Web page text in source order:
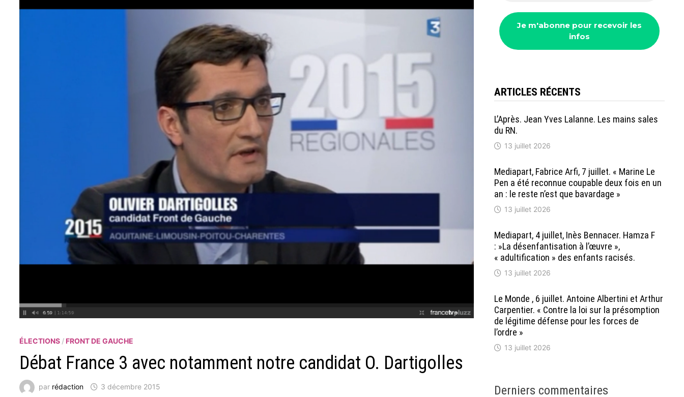
ÉLECTIONS / FRONT DE GAUCHE
Débat France 3 avec notamment notre candidat O. Dartigolles
par rédaction 3 décembre 2015
ARTICLES RÉCENTS
L’Après. Jean Yves Lalanne. Les mains sales
du RN.
13 juillet 2026
Mediapart, Fabrice Arfi, 7 juillet. « Marine Le
Pen a été reconnue coupable deux fois en un
an : le reste n’est que bavardage »
13 juillet 2026
Mediapart, 4 juillet, Inès Bennacer. Hamza F
: »La désenfantisation à l’œuvre »,
« adultification » des enfants racisés.
13 juillet 2026
Le Monde , 6 juillet. Antoine Albertini et Arthur
Carpentier. « Contre la loi sur la présomption
de légitime défense pour les forces de
l’ordre »
13 juillet 2026
Derniers commentaires